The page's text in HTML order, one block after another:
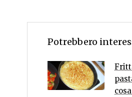
Potrebbero